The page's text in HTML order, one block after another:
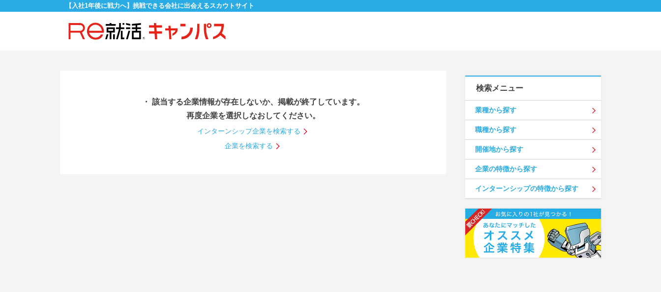
【入社1年後に戦力へ】挑戦できる会社に出会えるスカウトサイト
・ 該当する企業情報が存在しないか、掲載が終了しています。
再度企業を選択しなおしてください。
インターンシップ企業を検索する
企業を検索する
検索メニュー
業種から探す
職種から探す
開催地から探す
企業の特徴から探す
インターンシップの特徴から探す